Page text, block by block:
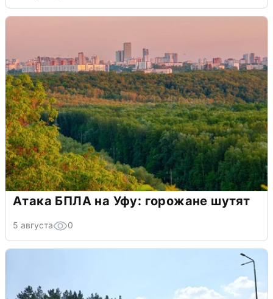
Атака БПЛА на Уфу: горожане шутят
5 августа 0